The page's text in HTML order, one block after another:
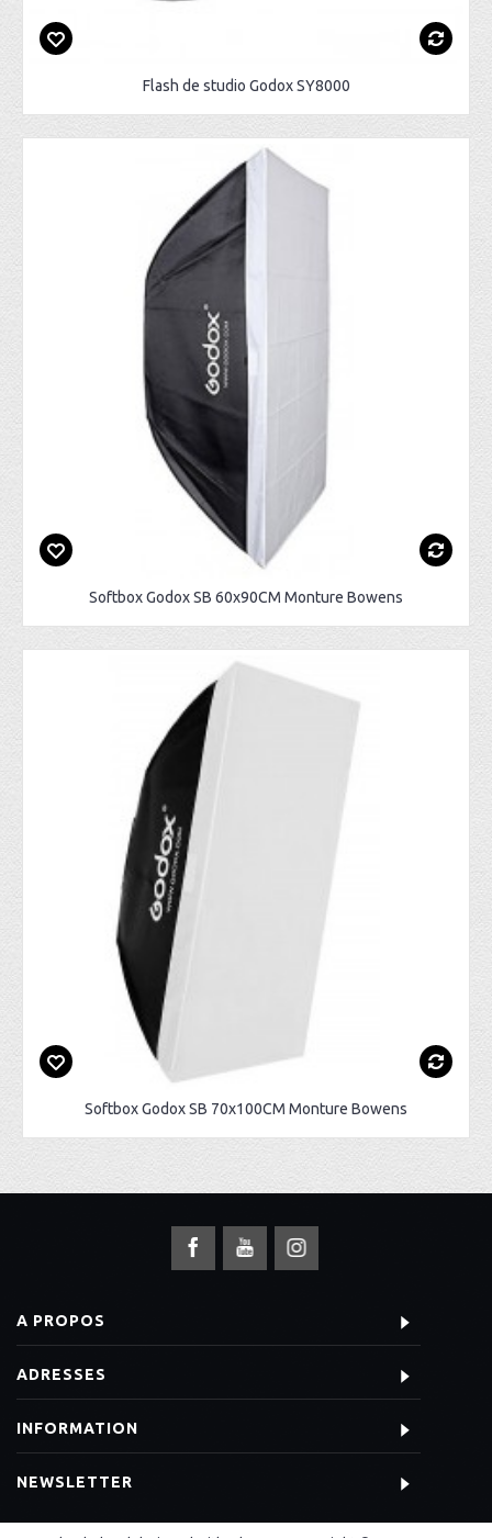
Flash de studio Godox SY8000
Softbox Godox SB 60x90CM Monture Bowens
Softbox Godox SB 70x100CM Monture Bowens
A PROPOS
ADRESSES
INFORMATION
NEWSLETTER